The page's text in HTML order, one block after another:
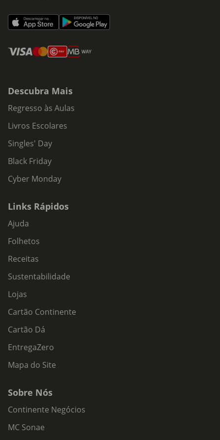
Descubra Mais
Regresso às Aulas
Livros Escolares
Singles' Day
Black Friday
Cyber Monday
Links Rápidos
Ajuda
Folhetos
Receitas
Sustentabilidade
Lojas
Cartão Continente
Cartão Dá
EntregaZero
Mapa do Site
Sobre Nós
Continente Negócios
MC Sonae